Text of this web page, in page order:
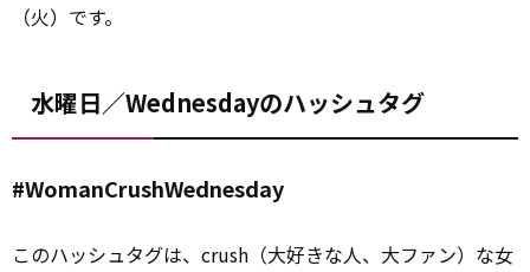
（火）です。
水曜日／Wednesdayのハッシュタグ
#WomanCrushWednesday
このハッシュタグは、crush（大好きな人、大ファン）な女